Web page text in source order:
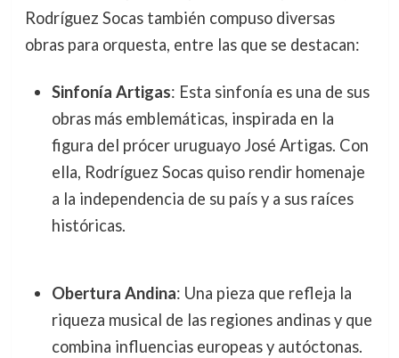
Rodríguez Socas también compuso diversas
obras para orquesta, entre las que se destacan:
Sinfonía Artigas: Esta sinfonía es una de sus
obras más emblemáticas, inspirada en la
figura del prócer uruguayo José Artigas. Con
ella, Rodríguez Socas quiso rendir homenaje
a la independencia de su país y a sus raíces
históricas.
Obertura Andina: Una pieza que refleja la
riqueza musical de las regiones andinas y que
combina influencias europeas y autóctonas.